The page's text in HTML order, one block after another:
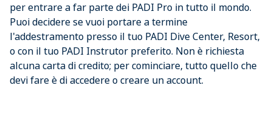
per entrare a far parte dei PADI Pro in tutto il mondo.
Puoi decidere se vuoi portare a termine
l'addestramento presso il tuo PADI Dive Center, Resort,
o con il tuo PADI Instrutor preferito. Non è richiesta
alcuna carta di credito; per cominciare, tutto quello che
devi fare è di accedere o creare un account.